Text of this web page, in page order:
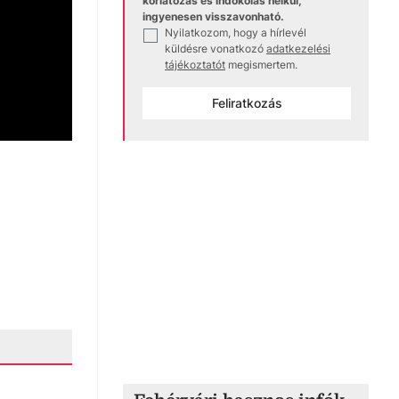
ingyenesen visszavonható.
Nyilatkozom, hogy a hírlevél
küldésre vonatkozó adatkezelési
tájékoztatót megismertem.
Feliratkozás